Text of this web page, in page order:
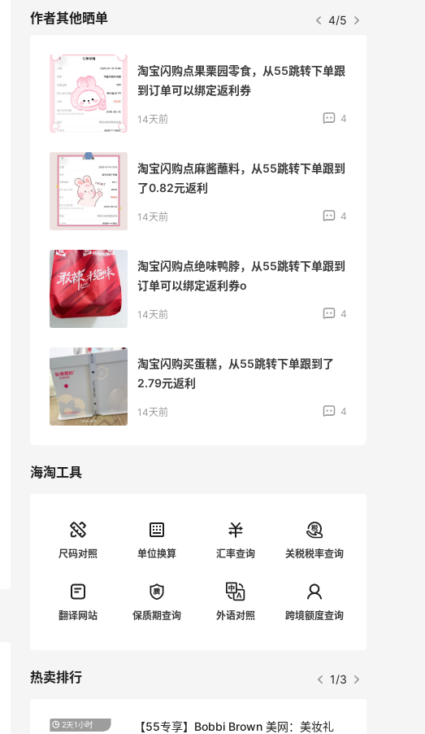
作者其他晒单 4/5
淘宝闪购点果栗园零食，从55跳转下单跟
到订单可以绑定返利券
14天前 4
淘宝闪购点麻酱蘸料，从55跳转下单跟到
了0.82元返利
14天前 4
淘宝闪购点绝味鸭脖，从55跳转下单跟到
订单可以绑定返利券o
14天前 4
淘宝闪购买蛋糕，从55跳转下单跟到了
2.79元返利
14天前 4
海淘工具
尺码对照 单位换算 汇率查询 关税税率查询
翻译网站 保质期查询 外语对照 跨境额度查询
热卖排行 1/3
2天1小时
【55专享】Bobbi Brown 美网：美妆礼